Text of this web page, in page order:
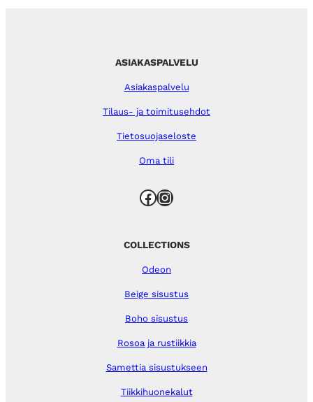
ASIAKASPALVELU
Asiakaspalvelu
Tilaus- ja toimitusehdot
Tietosuojaseloste
Oma tili
Facebook Instagram
COLLECTIONS
Odeon
Beige sisustus
Boho sisustus
Rosoa ja rustiikkia
Samettia sisustukseen
Tiikkihuonekalut